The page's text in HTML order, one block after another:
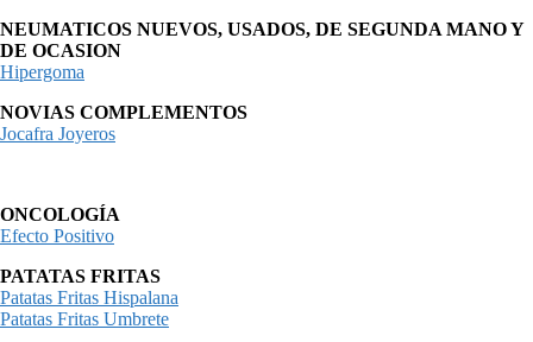
NEUMATICOS NUEVOS, USADOS, DE SEGUNDA MANO Y
DE OCASION
Hipergoma
NOVIAS COMPLEMENTOS
Jocafra Joyeros
ONCOLOGÍA
Efecto Positivo
PATATAS FRITAS
Patatas Fritas Hispalana
Patatas Fritas Umbrete